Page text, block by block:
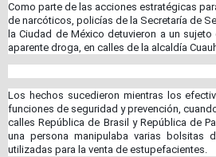
Como parte de las acciones estratégicas
de narcóticos, policías de la Secretaría de
la Ciudad de México detuvieron a un
aparente droga, en calles de la alcaldía
Los hechos sucedieron mientras los
funciones de seguridad y prevención,
calles República de Brasil y República de
una persona manipulaba varias bolsitas
utilizadas para la venta de estupefacientes.